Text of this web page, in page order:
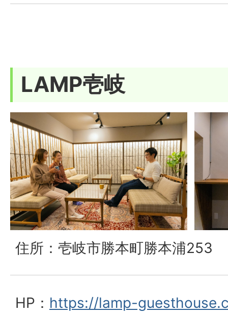
LAMP壱岐
住所：壱岐市勝本町勝本浦253
HP： https://lamp-